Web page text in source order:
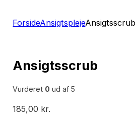
ForsideAnsigtsplejeAnsigtsscrub
Ansigtsscrub
Vurderet 0 ud af 5
185,00 kr.